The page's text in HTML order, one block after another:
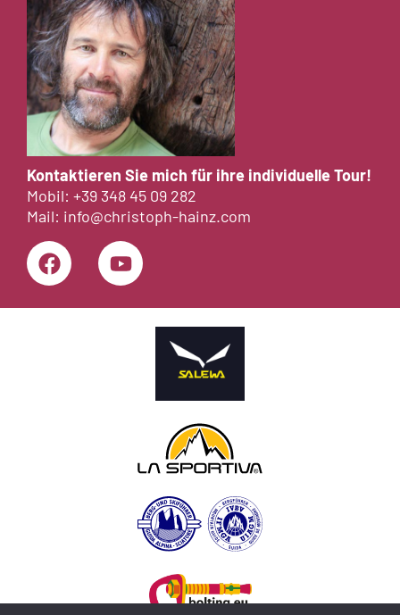
Kontaktieren Sie mich für ihre individuelle Tour!
Mobil: +39 348 45 09 282
Mail: info@christoph-hainz.com